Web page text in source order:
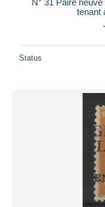
tenant
Status